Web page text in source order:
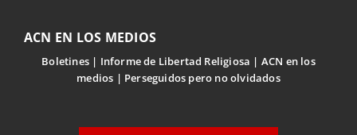
ACN EN LOS MEDIOS
Boletines Informe de Libertad Religiosa
ACN en los
medios
Perseguidos pero no olvidados